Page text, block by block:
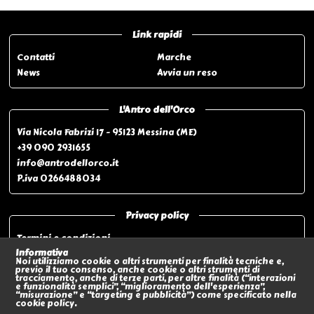
Link rapidi
Contatti
Marche
News
Avvia un reso
L'Antro dell'Orco
Via Nicola Fabrizi 17 - 95123 Messina (ME)
+39 090 2931655
info@antrodellorco.it
P.iva 0266488034
Privacy policy
Termini e condizioni
Privacy policy
Modalità di pagamento
Modalità di spedizione o Ritiro In negozio
Policy sui Resi
Informativa
Noi utilizziamo cookie o altri strumenti per finalità tecniche e,
previo il tuo consenso, anche cookie o altri strumenti di
tracciamento, anche di terze parti, per altre finalità (“interazioni
e funzionalità semplici”, “miglioramento dell'esperienza”,
“misurazione” e “targeting e pubblicità”) come specificato nella
cookie policy.